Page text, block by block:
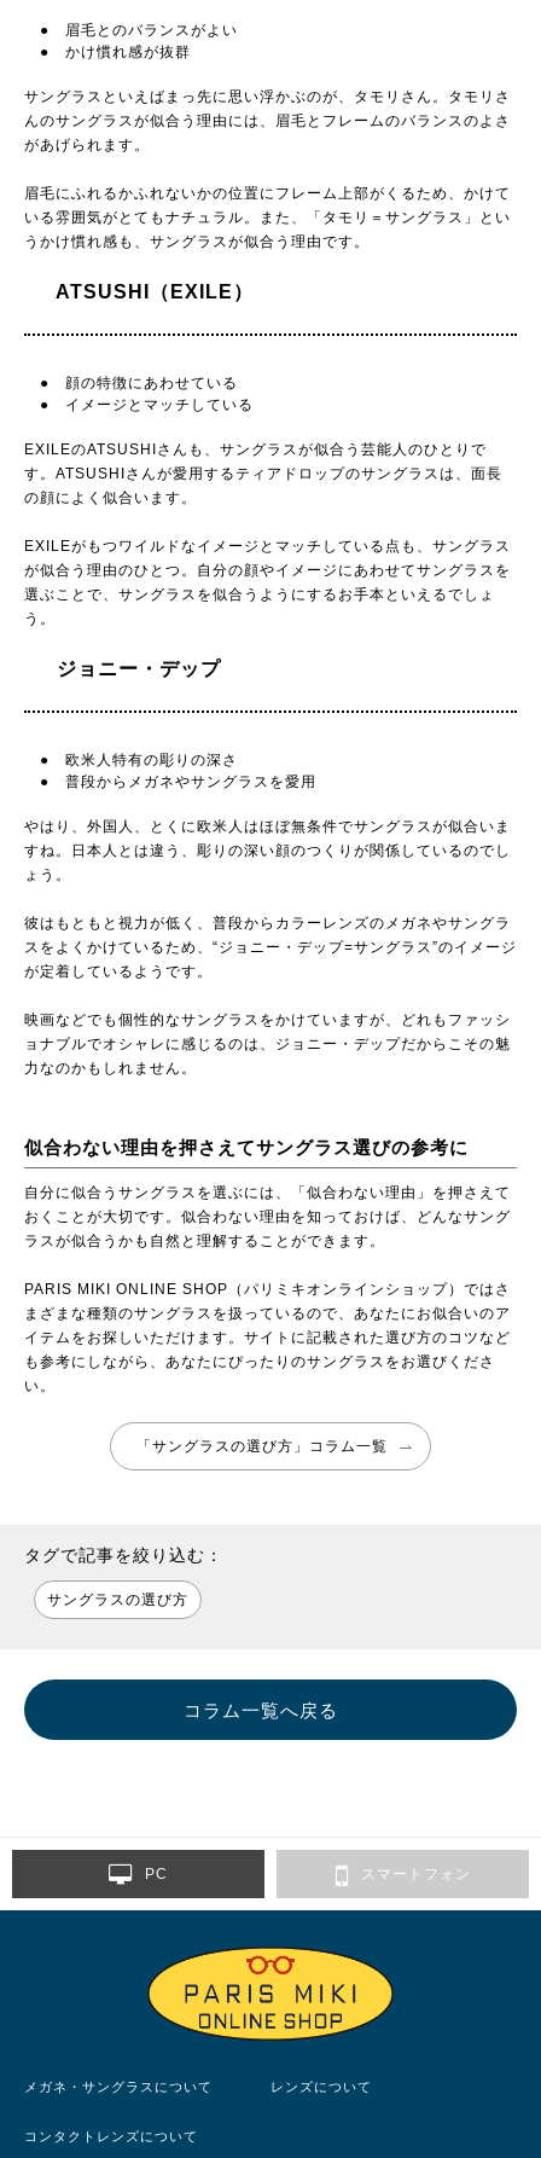
● 眉毛とのバランスがよい
● かけ慣れ感が抜群
サングラスといえばまっ先に思い浮かぶのが、タモリさん。タモリさ
んのサングラスが似合う理由には、眉毛とフレームのバランスのよさ
があげられます。
眉毛にふれるかふれないかの位置にフレーム上部がくるため、かけて
いる雰囲気がとてもナチュラル。また、「タモリ＝サングラス」とい
うかけ慣れ感も、サングラスが似合う理由です。
ATSUSHI（EXILE）
● 顔の特徴にあわせている
● イメージとマッチしている
EXILEのATSUSHIさんも、サングラスが似合う芸能人のひとりで
す。ATSUSHIさんが愛用するティアドロップのサングラスは、面長
の顔によく似合います。
EXILEがもつワイルドなイメージとマッチしている点も、サングラス
が似合う理由のひとつ。自分の顔やイメージにあわせてサングラスを
選ぶことで、サングラスを似合うようにするお手本といえるでしょ
う。
ジョニー・デップ
● 欧米人特有の彫りの深さ
● 普段からメガネやサングラスを愛用
やはり、外国人、とくに欧米人はほぼ無条件でサングラスが似合いま
すね。日本人とは違う、彫りの深い顔のつくりが関係しているのでし
ょう。
彼はもともと視力が低く、普段からカラーレンズのメガネやサングラ
スをよくかけているため、“ジョニー・デップ=サングラス”のイメージ
が定着しているようです。
映画などでも個性的なサングラスをかけていますが、どれもファッシ
ョナブルでオシャレに感じるのは、ジョニー・デップだからこその魅
力なのかもしれません。
似合わない理由を押さえてサングラス選びの参考に
自分に似合うサングラスを選ぶには、「似合わない理由」を押さえて
おくことが大切です。似合わない理由を知っておけば、どんなサング
ラスが似合うかも自然と理解することができます。
PARIS MIKI ONLINE SHOP（パリミキオンラインショップ） ではさ
まざまな種類のサングラスを扱っているので、あなたにお似合いのア
イテムをお探しいただけます。サイトに記載された選び方のコツなど
も参考にしながら、あなたにぴったりのサングラスをお選びくださ
い。
「サングラスの選び方」コラム一覧
タグで記事を絞り込む：
サングラスの選び方
コラム一覧へ戻る
PC スマートフォン
メガネ・サングラスについて レンズについて
コンタクトレンズについて